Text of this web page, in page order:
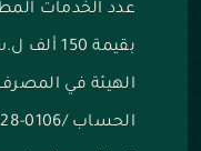
عدد الخدمات
الحساب /0106-736728-001/ و تزويد الهيئة بالإشعار )